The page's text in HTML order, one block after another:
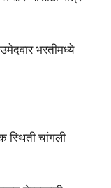
भरतीमध्ये
स्थिती चांगली